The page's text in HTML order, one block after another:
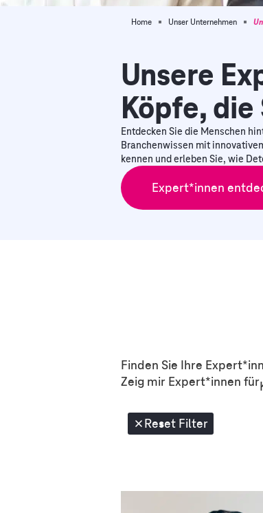
Home Unser Unternehmen
Unsere
Köpfe,
Entdecken Sie die Menschen
Branchenwissen mit
kennen und erleben Sie, wie
Expert*innen
Finden Sie Ihre
Zeig mir Expert*innen für
Reset Filter